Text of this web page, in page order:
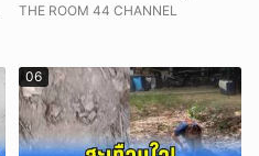
THE ROOM 44 CHANNEL
06